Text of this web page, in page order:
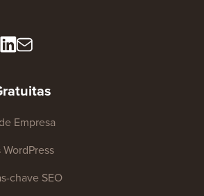
Empresa
chave SEO